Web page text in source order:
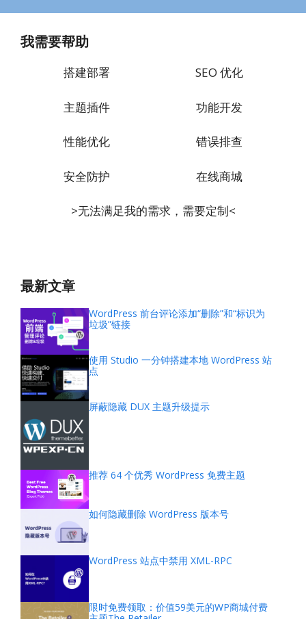
我需要帮助
搭建部署
主题插件
性能优化
安全防护
SEO 优化
功能开发
错误排查
在线商城
>无法满足我的需求，需要定制<
最新文章
WordPress 前台评论添加“删除”和“标识为
垃圾”链接
使用 Studio 一分钟搭建本地 WordPress 站
点
屏蔽隐藏 DUX 主题升级提示
推荐 64 个优秀 WordPress 免费主题
如何隐藏删除 WordPress 版本号
WordPress 站点中禁用 XML-RPC
限时免费领取：价值59美元的WP商城付费